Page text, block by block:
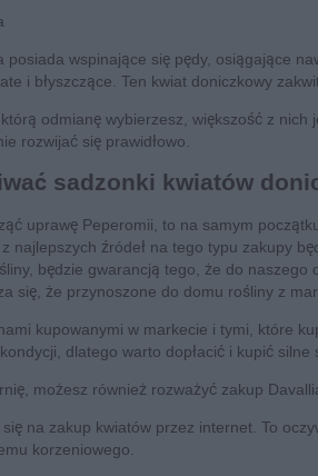
posiada wspinające się pędy, osiągające
i błyszczące. Ten kwiat doniczkowy
odmianę wybierzesz, większość z
rozwijać się prawidłowo.
sadzonki kwiatów
uprawę Peperomii, to na samym
najlepszych źródeł na tego typu zakupy
będzie gwarancją tego, że do
się, że przynoszone do domu rośliny z
kupowanymi w markecie i tymi, które
dlatego warto dopłacić i kupić
możesz również rozważyć zakup
na zakup kwiatów przez internet. To
korzeniowego.